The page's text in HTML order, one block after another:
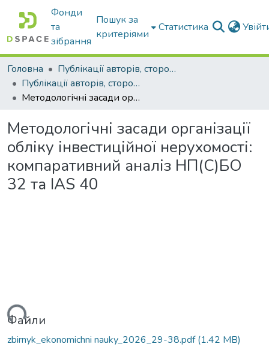
Фонди
та
зібрання
Пошук за
критеріями
Статистика
Головна
Публікації авторів, сторонніх університету
Публікації авторів, сторонніх університету
Методологічні засади організації обліку інвестиційної нерухомості: компаративний аналіз НП(С)БО 32 та IAS 40
Методологічні засади організації
обліку інвестиційної нерухомості:
компаративний аналіз НП(С)БО
32 та IAS 40
Файли
zbirnyk_ekonomichni nauky_2026_29-38.pdf(1.42 MB)